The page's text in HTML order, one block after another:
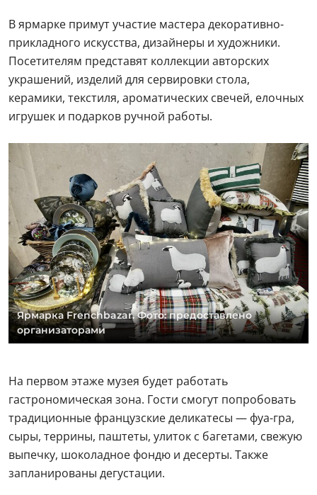
В ярмарке примут участие мастера декоративно-
прикладного искусства, дизайнеры и художники.
Посетителям представят коллекции авторских
украшений, изделий для сервировки стола,
керамики, текстиля, ароматических свечей, елочных
игрушек и подарков ручной работы.
Ярмарка Frenchbazar. Фото: предоставлено
организаторами
На первом этаже музея будет работать
гастрономическая зона. Гости смогут попробовать
традиционные французские деликатесы — фуа-гра,
сыры, террины, паштеты, улиток с багетами, свежую
выпечку, шоколадное фондю и десерты. Также
запланированы дегустации.